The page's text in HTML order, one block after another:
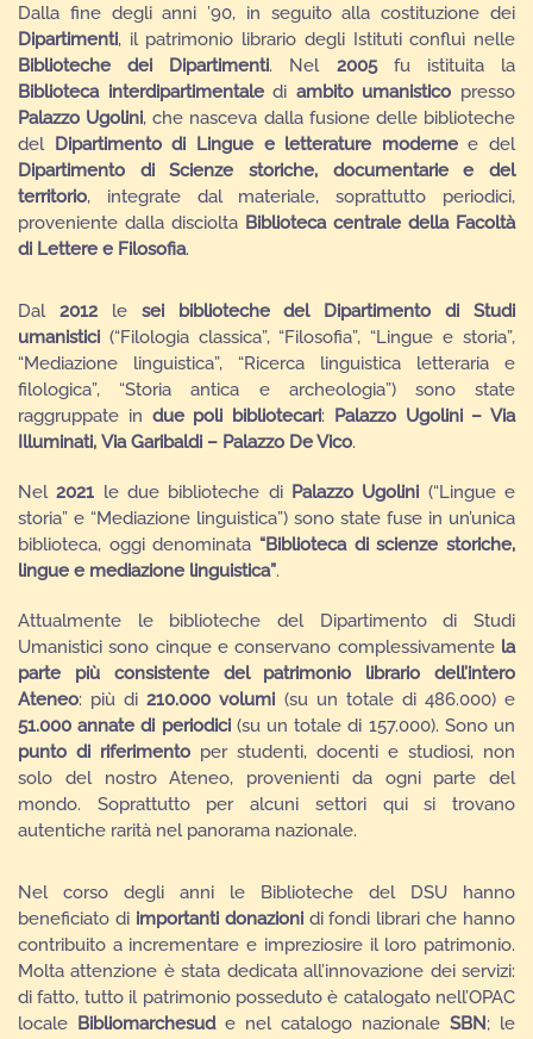
Dalla fine degli anni ’90, in seguito alla costituzione dei
Dipartimenti, il patrimonio librario degli Istituti confluì nelle
Biblioteche dei Dipartimenti. Nel 2005fu istituita la
Biblioteca interdipartimentaledi ambito umanistico presso
Palazzo Ugolini, che nasceva dalla fusione delle biblioteche
del Dipartimento di Lingue e letterature modernee del
Dipartimento di Scienze storiche, documentarie e del
territorio, integrate dal materiale, soprattutto periodici,
proveniente dalla disciolta Biblioteca centrale della Facoltà
di Lettere e Filosofia.
Dal 2012le sei biblioteche del Dipartimento di Studi
umanistici (“Filologia classica”, “Filosofia”, “Lingue e storia”,
“Mediazione linguistica”, “Ricerca linguistica letteraria e
filologica”, “Storia antica e archeologia”) sono state
raggruppate in due poli bibliotecari: Palazzo Ugolini – Via
Illuminati, Via Garibaldi – Palazzo De Vico.
Nel2021 le due biblioteche di Palazzo Ugolini (“Lingue e
storia” e “Mediazione linguistica”) sono state fuse in un’unica
biblioteca, oggi denominata “Biblioteca di scienze storiche,
lingue e mediazione linguistica”.
Attualmente le biblioteche del Dipartimento di Studi
Umanistici sono cinque e conservano complessivamente la
parte più consistente del patrimonio librario dell’intero
Ateneo: più di210.000 volumi (su un totale di 486.000) e
51.000 annate di periodici(su un totale di 157.000). Sono un
punto di riferimento per studenti, docenti e studiosi, non
solo del nostro Ateneo, provenienti da ogni parte del
mondo. Soprattutto per alcuni settori qui si trovano
autentiche rarità nel panorama nazionale.
Nel corso degli anni le Biblioteche del DSU hanno
beneficiato di importanti donazionidi fondi librari che hanno
contribuito a incrementare e impreziosire il loro patrimonio.
Molta attenzione è stata dedicata all’innovazione dei servizi:
di fatto, tutto il patrimonio posseduto è catalogato nell’OPAC
locale Bibliomarchesude nel catalogo nazionale SBN; le